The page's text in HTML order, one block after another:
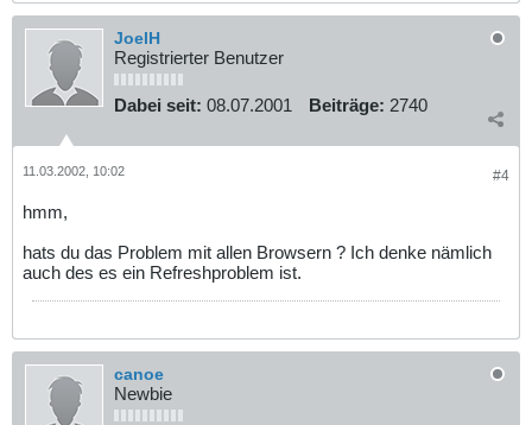
JoelH
Registrierter Benutzer
Dabei seit: 08.07.2001 Beiträge: 2740
#4
11.03.2002, 10:02
hmm,
hats du das Problem mit allen Browsern ? Ich denke nämlich
auch des es ein Refreshproblem ist.
canoe
Newbie